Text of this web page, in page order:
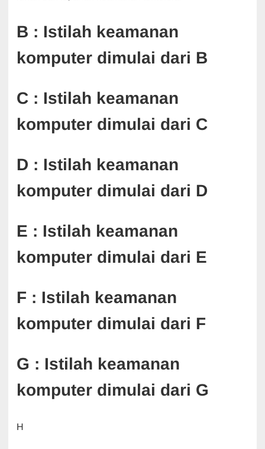
B : Istilah keamanan
komputer dimulai dari B
C : Istilah keamanan
komputer dimulai dari C
D : Istilah keamanan
komputer dimulai dari D
E : Istilah keamanan
komputer dimulai dari E
F : Istilah keamanan
komputer dimulai dari F
G : Istilah keamanan
komputer dimulai dari G
H